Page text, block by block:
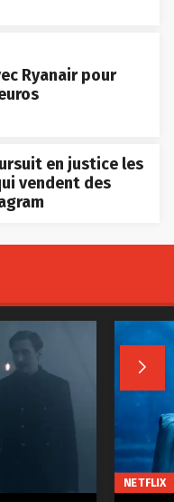
Ryanair pour
en justice les
vendent des

NETFLIX